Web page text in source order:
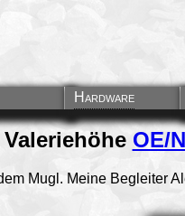
Hardware
OE/
Mugl. Meine Begleiter